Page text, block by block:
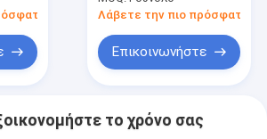
τιμή
συναρμολόγησης
Λάβετε την πιο πρόσφατη
Επικοινωνήστε
το χρόνο σας